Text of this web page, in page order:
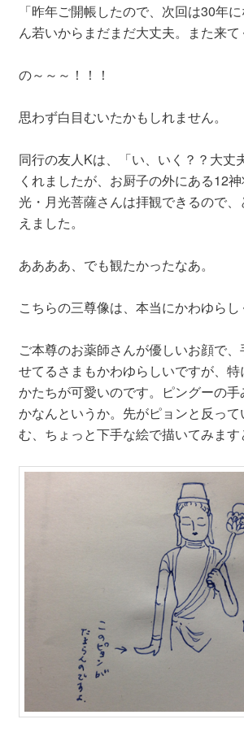
「昨年ご開帳したので、次回は30年
ん若いからまだまだ大丈夫。また来て
の～～～！！！
思わず白目むいたかもしれません。
同行の友人Kは、「い、いく？？大丈
くれましたが、お厨子の外にある12
光・月光菩薩さんは拝観できるので
えました。
ああああ、でも観たかったなあ。
こちらの三尊像は、本当にかわゆらし
ご本尊のお薬師さんが優しいお顔で
せてるさまもかわゆらしいですが、
かたちが可愛いのです。ピングーの手
かなんというか。先がピョンと反って
む、ちょっと下手な絵で描いてみま